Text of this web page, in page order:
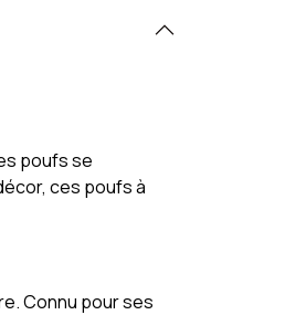
poufs se
ces poufs à
Connu pour ses